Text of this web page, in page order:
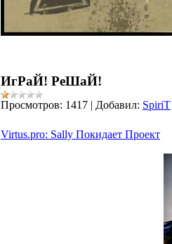
ИгРаЙ! РеШаЙ!
Просмотров: 1417 | Добавил: SpiriT
Virtus.pro: Sally Покидает Проект